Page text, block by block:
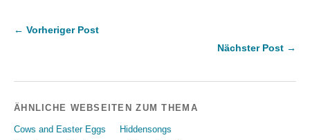
← Vorheriger Post
Nächster Post →
ÄHNLICHE WEBSEITEN ZUM THEMA
Cows and Easter Eggs
Hiddensongs